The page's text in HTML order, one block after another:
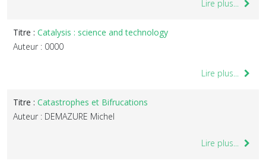
Lire plus...
Titre : Catalysis : science and technology
Auteur : 0000
Lire plus...
Titre : Catastrophes et Bifrucations
Auteur : DEMAZURE Michel
Lire plus...